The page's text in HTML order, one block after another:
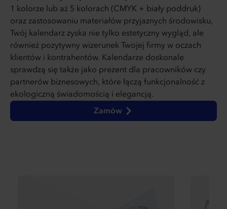
1 kolorze lub aż 5 kolorach (CMYK + biały poddruk)
oraz zastosowaniu materiałów przyjaznych środowisku,
Twój kalendarz zyska nie tylko estetyczny wygląd, ale
również pozytywny wizerunek Twojej firmy w oczach
klientów i kontrahentów. Kalendarze doskonale
sprawdzą się także jako prezent dla pracowników czy
partnerów biznesowych, które łączą funkcjonalność z
ekologiczną świadomością i elegancją.
Zamów